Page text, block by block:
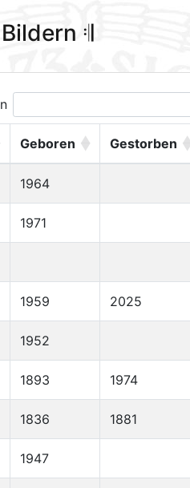
Bildern 𝄇
Geboren Gestorben
1964
1971
1959 2025
1952
1893 1974
1836 1881
1947